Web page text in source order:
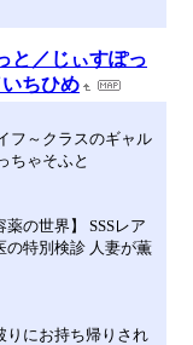
と／じぃすぽっ
ちひめ
フ～クラスのギャル
ちゃそふと
の世界】 SSSレア
の特別検診 人妻が薫
りにお持ち帰りされ